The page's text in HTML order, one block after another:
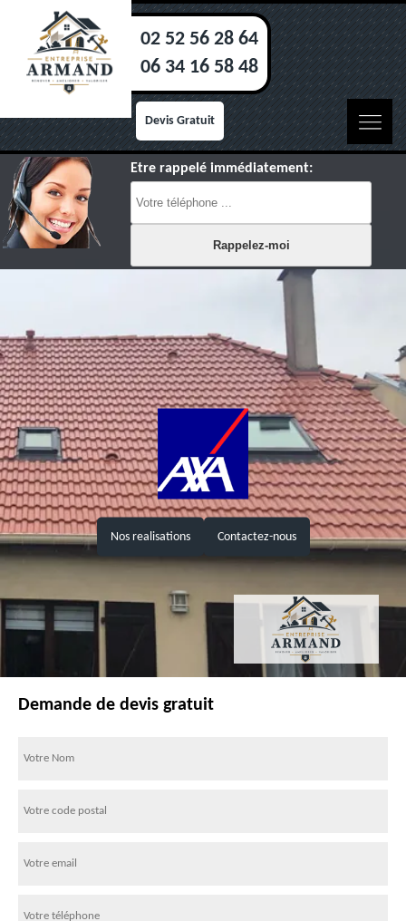
02 52 56 28 64
06 34 16 58 48
Devis Gratuit
Etre rappelé immédiatement:
Nos realisations Contactez-nous
Demande de devis gratuit